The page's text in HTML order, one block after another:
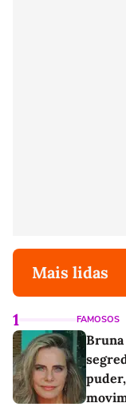
Mais lidas
1 FAMOSOS
Bruna